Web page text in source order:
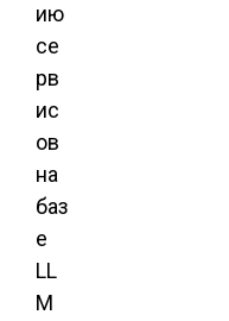
ию
се
рв
ис
ов
на
баз
е
LL
M